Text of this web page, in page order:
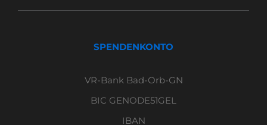
SPENDENKONTO
VR-Bank Bad-Orb-GN
BIC GENODE51GEL
IBAN